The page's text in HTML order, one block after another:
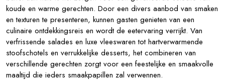
koude en warme gerechten. Door een divers aanbod van smaken
en texturen te presenteren, kunnen gasten genieten van een
culinaire ontdekkingsreis en wordt de eetervaring verrijkt. Van
verfrissende salades en luxe vleeswaren tot hartverwarmende
stoofschotels en verrukkelijke desserts, het combineren van
verschillende gerechten zorgt voor een feestelijke en smaakvolle
maaltijd die ieders smaakpapillen zal verwennen.